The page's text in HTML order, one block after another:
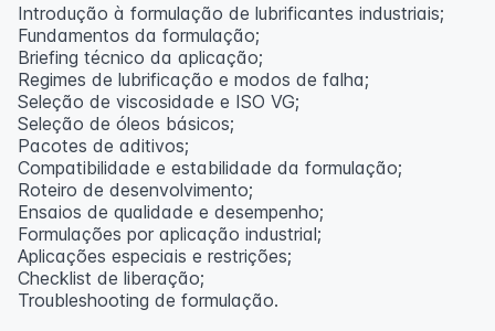
Introdução à formulação de lubrificantes industriais;
Fundamentos da formulação;
Briefing técnico da aplicação;
Regimes de lubrificação e modos de falha;
Seleção de viscosidade e ISO VG;
Seleção de óleos básicos;
Pacotes de aditivos;
Compatibilidade e estabilidade da formulação;
Roteiro de desenvolvimento;
Ensaios de qualidade e desempenho;
Formulações por aplicação industrial;
Aplicações especiais e restrições;
Checklist de liberação;
Troubleshooting de formulação.